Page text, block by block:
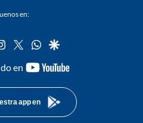
en:
instagram
twitterwhatsapp
google
en
youtube-
app en